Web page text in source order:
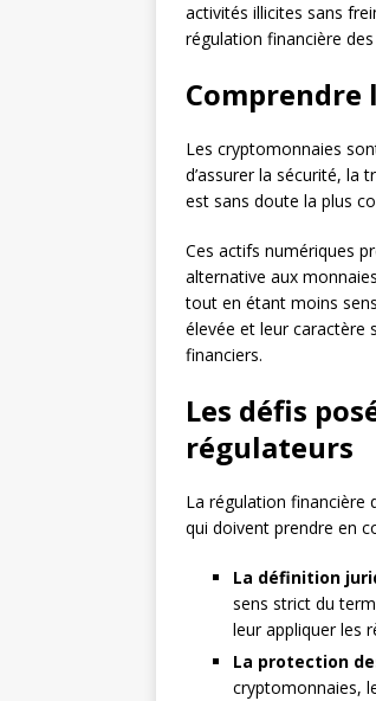
activités illicites sans
régulation financière
Comprendre
Les cryptomonnaies
d’assurer la sécurité, la
est sans doute la plus
Ces actifs numériques
alternative aux
tout en étant moins
élevée et leur caractère
financiers.
Les défis
régulateurs
La régulation financière
qui doivent prendre en
La définition
sens strict du
leur appliquer les
La protection
cryptomonnaies,